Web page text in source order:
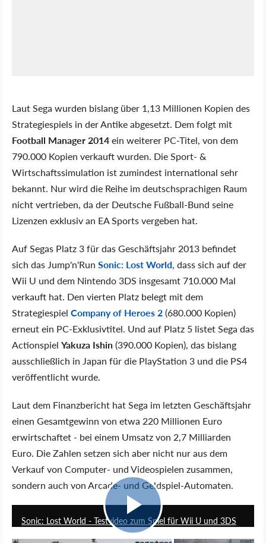
Laut Sega wurden bislang über 1,13 Millionen Kopien des
Strategiespiels in der Antike abgesetzt. Dem folgt mit
Football Manager 2014ein weiterer PC-Titel, von dem
790.000 Kopien verkauft wurden. Die Sport- &
Wirtschaftssimulation ist zumindest international sehr
bekannt. Nur wird die Reihe im deutschsprachigen Raum
nicht vertrieben, da der Deutsche Fußball-Bund seine
Lizenzen exklusiv an EA Sports vergeben hat.
Auf Segas Platz 3 für das Geschäftsjahr 2013 befindet
sich das Jump'n'Run Sonic: Lost World, dass sich auf der
Wii U und dem Nintendo 3DS insgesamt 710.000 Mal
verkauft hat. Den vierten Platz belegt mit dem
Strategiespiel Company of Heroes 2(680.000 Kopien)
erneut ein PC-Exklusivtitel. Und auf Platz 5 listet Sega das
Actionspiel Yakuza Ishin(390.000 Kopien), das bislang
ausschließlich in Japan für die PlayStation 3 und die PS4
veröffentlicht wurde.
Laut dem Finanzbericht hat Sega im letzten Geschäftsjahr
einen Gesamtgewinn von etwa 220 Millionen Euro
erwirtschaftet - bei einem Umsatz von 2,7 Milliarden
Euro. Die Zahlen setzen sich aber nicht nur aus dem
Verkauf von Computer- und Videospielen zusammen,
sondern auch von Arcade- und Geldspiel-Automaten.
Sonic: Lost World - Testvideo zum Spiel für Wii U und 3DS